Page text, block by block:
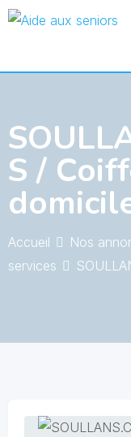
Skip
S /
Accueil Nos
services